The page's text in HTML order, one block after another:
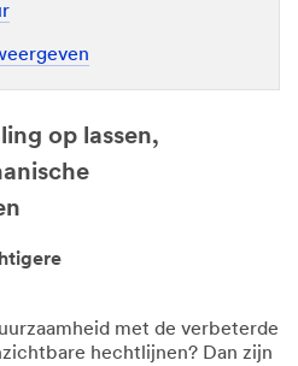
op lassen,
met de verbeterde
hechtlijnen? Dan zijn